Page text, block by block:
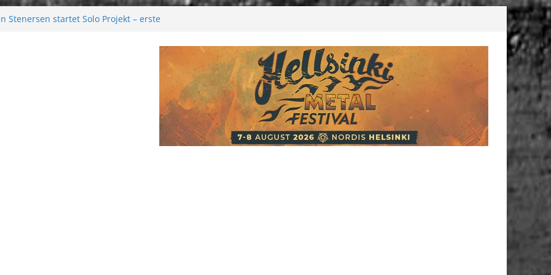
Moonwalk zum Erfolg